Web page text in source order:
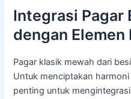
Integrasi Pagar
dengan
Pagar klasik mewah dari
Untuk menciptakan
penting untuk